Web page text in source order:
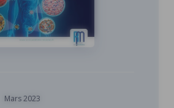
Mars2023